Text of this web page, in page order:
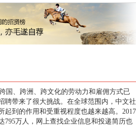
国、跨洲、跨文化的劳动力和雇佣方式已
聘带来了很大挑战。在全球范围内，中文社
起到的作用和受重视程度也越来越高。2017
795万人，网上查找企业信息和投递简历也